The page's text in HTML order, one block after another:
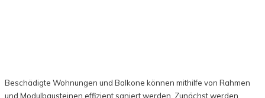
Beschädigte Wohnungen und Balkone können mithilfe von Rahmen
und Modulbausteinen effizient saniert werden. Zunächst werden